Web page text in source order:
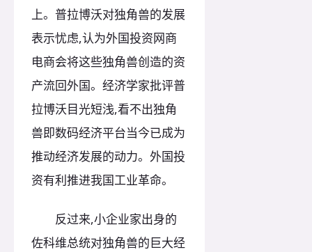
上。普拉博沃对独角兽的发展
表示忧虑,认为外国投资网商
电商会将这些独角兽创造的资
产流回外国。经济学家批评普
拉博沃目光短浅,看不出独角
兽即数码经济平台当今已成为
推动经济发展的动力。外国投
资有利推进我国工业革命。
反过来,小企业家出身的
佐科维总统对独角兽的巨大经